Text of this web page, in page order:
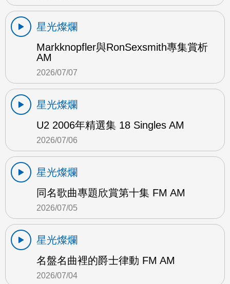
星光燦爛
Markknopfler與RonSexsmith專集賞析
AM
2026/07/07
星光燦爛
U2 2006年精選集 18 Singles AM
2026/07/06
星光燦爛
同名歌曲專題欣賞第十集 FM AM
2026/07/05
星光燦爛
名盤名曲裡的爵士律動 FM AM
2026/07/04